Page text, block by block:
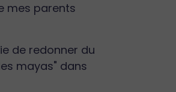
mes parents
de redonner du
mayas" dans